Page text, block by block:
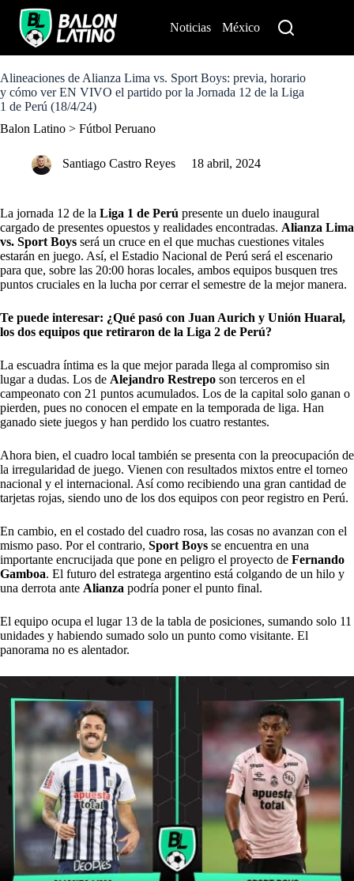
o
c
o
t
Noticias México
Alineaciones de Alianza Lima vs. Sport Boys: previa, horario
y cómo ver EN VIVO el partido por la Jornada 12 de la Liga
1 de Perú (18/4/24)
Balon Latino > Fútbol Peruano
Santiago Castro Reyes 18 abril, 2024
La jornada 12 de la Liga 1 de Perú presente un duelo inaugural
cargado de presentes opuestos y realidades encontradas. Alianza Lima
vs. Sport Boys será un cruce en el que muchas cuestiones vitales
estarán en juego. Así, el Estadio Nacional de Perú será el escenario
para que, sobre las 20:00 horas locales, ambos equipos busquen tres
puntos cruciales en la lucha por cerrar el semestre de la mejor manera.
Te puede interesar: ¿Qué pasó con Juan Aurich y Unión Huaral,
los dos equipos que retiraron de la Liga 2 de Perú?
La escuadra íntima es la que mejor parada llega al compromiso sin
lugar a dudas. Los de Alejandro Restrepo son terceros en el
campeonato con 21 puntos acumulados. Los de la capital solo ganan o
pierden, pues no conocen el empate en la temporada de liga. Han
ganado siete juegos y han perdido los cuatro restantes.
Ahora bien, el cuadro local también se presenta con la preocupación de
la irregularidad de juego. Vienen con resultados mixtos entre el torneo
nacional y el internacional. Así como recibiendo una gran cantidad de
tarjetas rojas, siendo uno de los dos equipos con peor registro en Perú.
En cambio, en el costado del cuadro rosa, las cosas no avanzan con el
mismo paso. Por el contrario, Sport Boys se encuentra en una
importante encrucijada que pone en peligro el proyecto de Fernando
Gamboa. El futuro del estratega argentino está colgando de un hilo y
una derrota ante Alianza podría poner el punto final.
El equipo ocupa el lugar 13 de la tabla de posiciones, sumando solo 11
unidades y habiendo sumado solo un punto como visitante. El
panorama no es alentador.